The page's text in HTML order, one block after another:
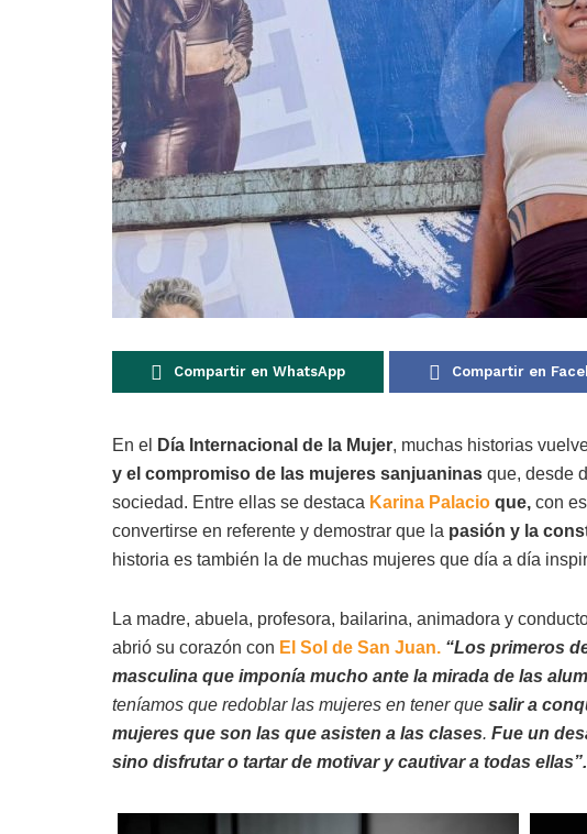
Compartir en WhatsApp Compartir en
En el Día Internacional de la Mujer, muchas historias
y el compromiso de las mujeres sanjuaninas que, desde
sociedad. Entre ellas se destaca Karina Palacio que, con
convertirse en referente y demostrar que la pasión y la
historia es también la de muchas mujeres que día a día
La madre, abuela, profesora, bailarina, animadora y
abrió su corazón con El Sol de San Juan. “Los primeros
masculina que imponía mucho ante la mirada de las
teníamos que redoblar las mujeres en tener que salir a
mujeres que son las que asisten a las clases. Fue un
sino disfrutar o tartar de motivar y cautivar a todas ellas”.